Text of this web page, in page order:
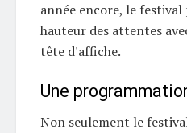
année encore, le
hauteur des attentes
tête d'affiche.
Une
Non seulement le